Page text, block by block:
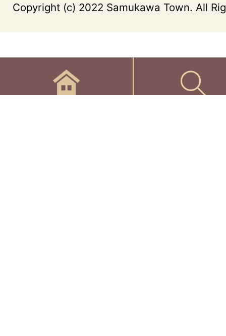
Copyright (c) 2022 Samukawa Town. All